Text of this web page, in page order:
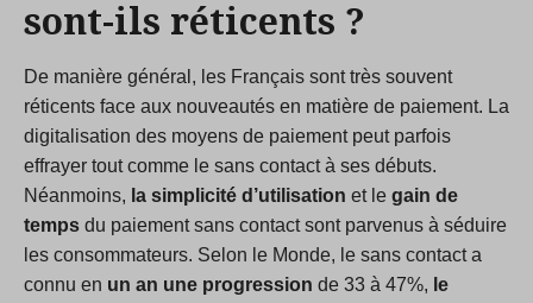
sont-ils réticents ?
De manière général, les Français sont très souvent
réticents face aux nouveautés en matière de paiement. La
digitalisation des moyens de paiement peut parfois
effrayer tout comme le sans contact à ses débuts.
Néanmoins, la simplicité d’utilisation et le gain de
temps du paiement sans contact sont parvenus à séduire
les consommateurs. Selon le Monde, le sans contact a
connu en un an une progression de 33 à 47%, le